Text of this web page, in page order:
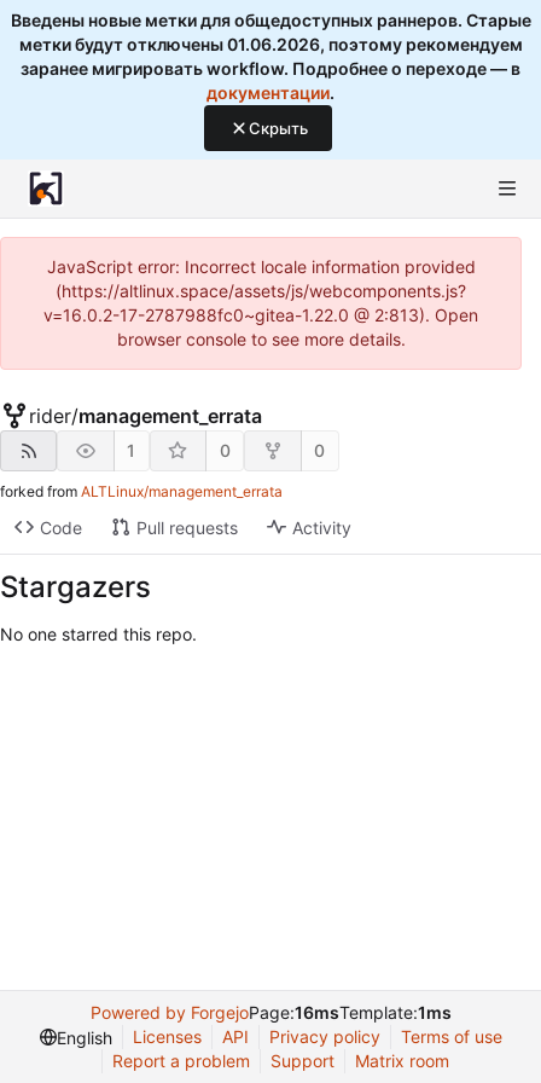
Введены новые метки для общедоступных раннеров. Старые
метки будут отключены 01.06.2026, поэтому рекомендуем
заранее мигрировать workflow. Подробнее о переходе — в
документации.
Скрыть
JavaScript error: Incorrect locale information provided
(https://altlinux.space/assets/js/webcomponents.js?
v=16.0.2-17-2787988fc0~gitea-1.22.0 @ 2:813). Open
browser console to see more details.
rider/management_errata
1 0 0
forked from ALTLinux/management_errata
Code Pull requests Activity
Stargazers
No one starred this repo.
Powered by ForgejoPage:16msTemplate:1ms
English
Licenses API Privacy policy
Terms of use
Report a problem
Support Matrix room